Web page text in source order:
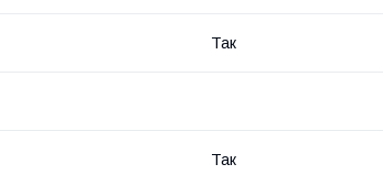
Так
Так